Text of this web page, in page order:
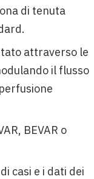
di tenuta
attraverso le
il flusso
BEVAR o
casi e i dati dei